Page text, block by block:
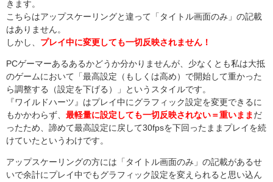
きます。
こちらはアップスケーリングと違って「タイトル画面のみ」の記載
はありません。
しかし、 プレイ中に変更しても一切反映されません！
PCゲーマーあるあるかどうか分かりませんが、少なくとも私は大抵
のゲームにおいて「最高設定（もしくは高め）で開始して重かった
ら調整する（設定を下げる）」というスタイルです。
『ワイルドハーツ』はプレイ中にグラフィック設定を変更できるに
もかかわらず、 最軽量に設定しても一切反映されない＝重いまま だ
ったため、諦めて最高設定に戻して30fpsを下回ったままプレイを続
けていたというわけです。
アップスケーリングの方には「タイトル画面のみ」の記載があるせ
いで余計にプレイ中でもグラフィック設定を変えられると思い込ん